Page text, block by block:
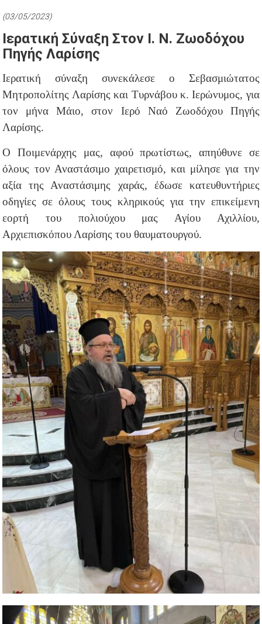
(03/05/2023)
Ιερατική Σύναξη Στον Ι. Ν. Ζωοδόχου
Πηγής Λαρίσης
Ιερατική σύναξη συνεκάλεσε ο Σεβασμιώτατος
Μητροπολίτης Λαρίσης και Τυρνάβου κ. Ιερώνυμος, για
τον μήνα Μάιο, στον Ιερό Ναό Ζωοδόχου Πηγής
Λαρίσης.
Ο Ποιμενάρχης μας, αφού πρωτίστως, απηύθυνε σε
όλους τον Αναστάσιμο χαιρετισμό, και μίλησε για την
αξία της Αναστάσιμης χαράς, έδωσε κατευθυντήριες
οδηγίες σε όλους τους κληρικούς για την επικείμενη
εορτή του πολιούχου μας Αγίου Αχιλλίου,
Αρχιεπισκόπου Λαρίσης του θαυματουργού.